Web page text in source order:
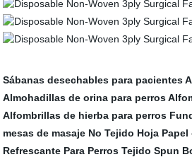
Sábanas desechables para pacientes
Almohadillas de orina para perros
Alfombrillas de hierba para perros
mesas de masaje No Tejido Hoja Papel
Refrescante Para Perros Tejido Spun